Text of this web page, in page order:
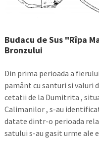
Budacu de Sus "Rîpa
Bronzului
Din prima perioada a
pamânt cu santuri si valuri
cetatii de la Dumitrita ,
Calimanilor , s-au
datate dintr-o perioada
satului s-au gasit urme ale